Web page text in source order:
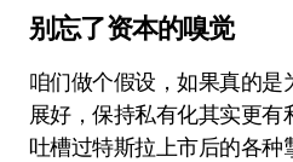
别忘了资本的嗅觉
咱们做个假设，如果真的
展好，保持私有化其实更
吐槽过特斯拉上市后的各种